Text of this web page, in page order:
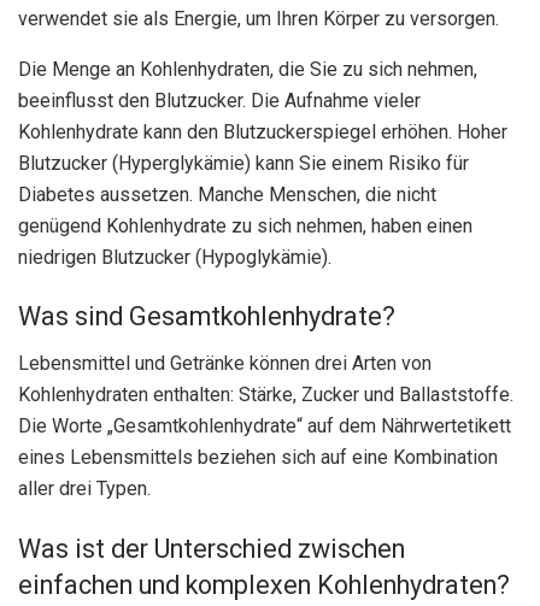
verwendet sie als Energie, um Ihren Körper zu versorgen.
Die Menge an Kohlenhydraten, die Sie zu sich nehmen,
beeinflusst den Blutzucker. Die Aufnahme vieler
Kohlenhydrate kann den Blutzuckerspiegel erhöhen. Hoher
Blutzucker (Hyperglykämie) kann Sie einem Risiko für
Diabetes aussetzen. Manche Menschen, die nicht
genügend Kohlenhydrate zu sich nehmen, haben einen
niedrigen Blutzucker (Hypoglykämie).
Was sind Gesamtkohlenhydrate?
Lebensmittel und Getränke können drei Arten von
Kohlenhydraten enthalten: Stärke, Zucker und Ballaststoffe.
Die Worte „Gesamtkohlenhydrate“ auf dem Nährwertetikett
eines Lebensmittels beziehen sich auf eine Kombination
aller drei Typen.
Was ist der Unterschied zwischen
einfachen und komplexen Kohlenhydraten?